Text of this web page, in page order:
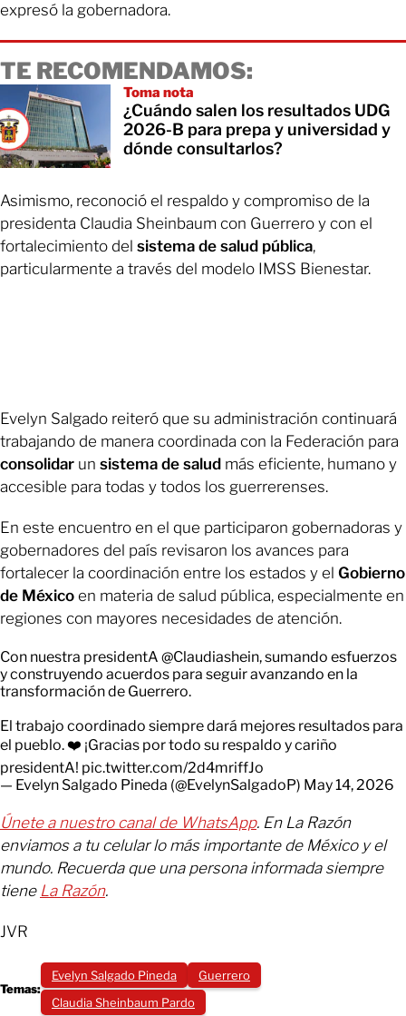
expresó la gobernadora.
TE RECOMENDAMOS:
Toma nota
¿Cuándo salen los resultados UDG
2026-B para prepa y universidad y
dónde consultarlos?
Asimismo, reconoció el respaldo y compromiso de la
presidenta Claudia Sheinbaum con Guerrero y con el
fortalecimiento del sistema de salud pública,
particularmente a través del modelo IMSS Bienestar.
Evelyn Salgado reiteró que su administración continuará
trabajando de manera coordinada con la Federación para
consolidar un sistema de salud más eficiente, humano y
accesible para todas y todos los guerrerenses.
En este encuentro en el que participaron gobernadoras y
gobernadores del país revisaron los avances para
fortalecer la coordinación entre los estados y el Gobierno
de México en materia de salud pública, especialmente en
regiones con mayores necesidades de atención.
Con nuestra presidentA @Claudiashein, sumando esfuerzos
y construyendo acuerdos para seguir avanzando en la
transformación de Guerrero.
El trabajo coordinado siempre dará mejores resultados para
el pueblo. ❤️ ¡Gracias por todo su respaldo y cariño
presidentA! pic.twitter.com/2d4mriffJo
— Evelyn Salgado Pineda (@EvelynSalgadoP) May 14, 2026
Únete a nuestro canal de WhatsApp. En La Razón
enviamos a tu celular lo más importante de México y el
mundo. Recuerda que una persona informada siempre
tiene La Razón.
JVR
Temas:
Evelyn Salgado Pineda
Guerrero
Claudia Sheinbaum Pardo